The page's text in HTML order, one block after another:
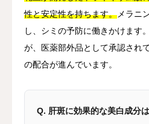
性と安定性を持ちます。 メラニ
し、シミの予防に働きかけます
が、医薬部外品として承認され
の配合が進んでいます。
Q. 肝斑に効果的な美白成分